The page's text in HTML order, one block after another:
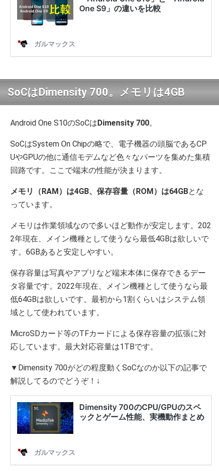
SoCはDimensity 700。メモリは4GB
Android One S10のSoCは Dimensity 700。
SoCはSystem On Chipの略で、電子機器の頭脳であるCP
UやGPUの他に通信モデムなど色々なパーツを集めた集積
回路です。ここで端末の性能が決まります。
メモリ（RAM）は4GB、保存容量（ROM）は64GBとな
っています。
メモリは作業領域なので多いほど動作が安定します。202
2年現在、メイン機種として使うなら最低4GBは欲しいで
す。6GBあると安定しやすい。
保存容量は写真やアプリなど端末本体に保存できるデー
タ容量です。2022年現在、メイン機種として使うなら最
低64GBは欲しいです。最初から1割くらいはシステム領
域として使われています。
MicroSDカード等のTFカードによる保存容量の拡張に対
応しています。最大対応容量は1TBです。
▼Dimensity 700がどの程度動くSoCなのか以下の記事で
解説してるのでどうぞ！↓